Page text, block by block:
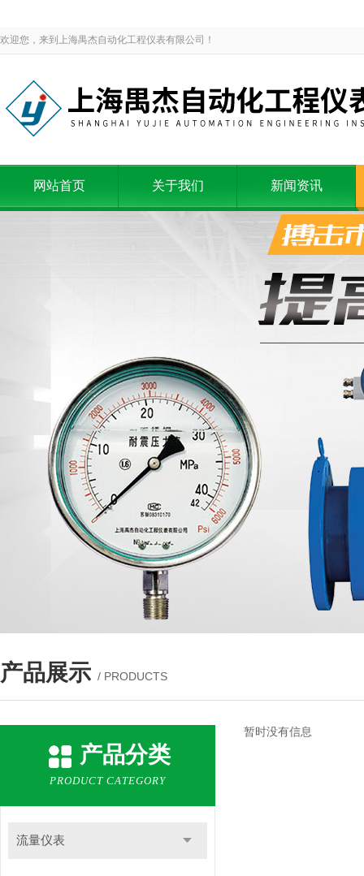
欢迎您，来到上海禺杰自动化工程仪表有限公司！
网站首页 关于我们 新闻资讯
产品展示 / PRODUCTS
产品分类
PRODUCT CATEGORY
流量仪表
暂时没有信息